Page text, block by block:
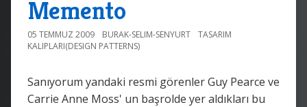
Memento
05 TEMMUZ 2009 BURAK-SELIM-SENYURT
TASARIM
KALIPLARI(DESIGN PATTERNS)
Sanıyorum yandaki resmi görenler Guy Pearce ve
Carrie Anne Moss' un başrolde yer aldıkları bu